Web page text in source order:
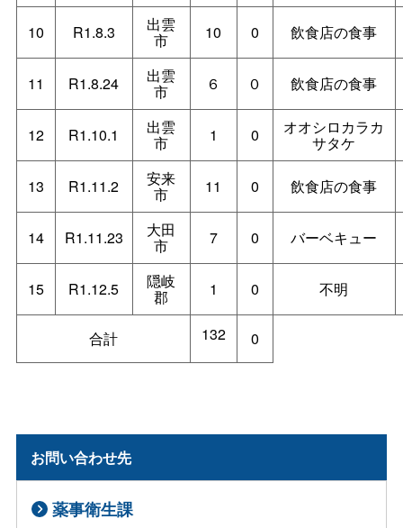
10 R1.8.3 出雲
市 10 0 飲食店の食事
11 R1.8.24 出雲
市 ６ ０ 飲食店の食事
12 R1.10.1 出雲
市 1 0 オオシロカラカ
サタケ
13 R1.11.2 安来
市 11 0 飲食店の食事
14 R1.11.23 大田
市 7 0 バーベキュー
15 R1.12.5 隠岐
郡 1 0 不明
合計 132 0
お問い合わせ先
薬事衛生課